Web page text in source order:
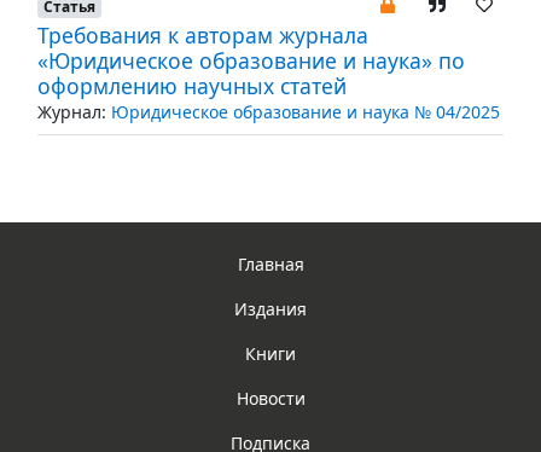
Статья
Требования к авторам журнала
«Юридическое образование и наука» по
оформлению научных статей
Журнал: Юридическое образование и наука № 04/2025
Главная
Издания
Книги
Новости
Подписка